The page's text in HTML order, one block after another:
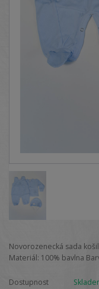
Novorozenecká sada
Materiál: 100% bavlna
Dostupnost